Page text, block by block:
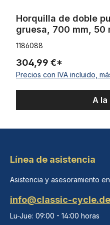
Horquilla de doble
gruesa, 700 mm, 50
hasta 20-28, eje 1 1/8
1186088
304,99 €*
Precios con IVA incluido,
A la
Línea de asistencia
Asistencia y asesoramiento
info@classic-cycle.de
Lu-Jue: 09:00 - 14:00 horas